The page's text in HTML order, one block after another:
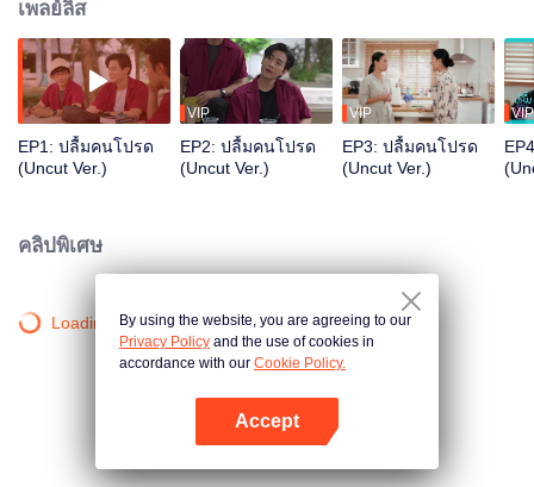
สิทธิ์ไปก้าวก่าย
เพลย์ลิส
EP1: ปลื้มคนโปรด
(Uncut Ver.)
VIP
EP2: ปลื้มคนโปรด
(Uncut Ver.)
VIP
EP3: ปลื้มคนโปรด
(Uncut Ver.)
VIP
คลิปพิเศษ
Loading…By using the website, you are agreeing to our
Privacy Policy and the use of cookies in
accordance with our Cookie Policy.
Accept